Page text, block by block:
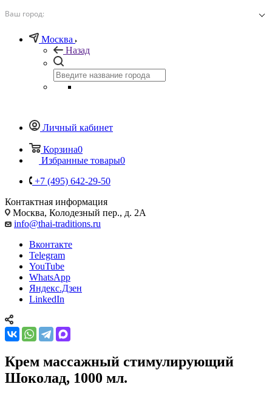
Ваш город:
Москва
Назад
Личный кабинет
Корзина0
Избранные товары0
+7 (495) 642-29-50
Контактная информация
Москва, Колодезный пер., д. 2А
info@thai-traditions.ru
Вконтакте
Telegram
YouTube
WhatsApp
Яндекс.Дзен
LinkedIn
Крем массажный стимулирующий
Шоколад, 1000 мл.